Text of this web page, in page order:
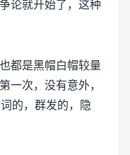
论就开始了，这种
都是黑帽白帽较量
一次，没有意外，
的，群发的，隐